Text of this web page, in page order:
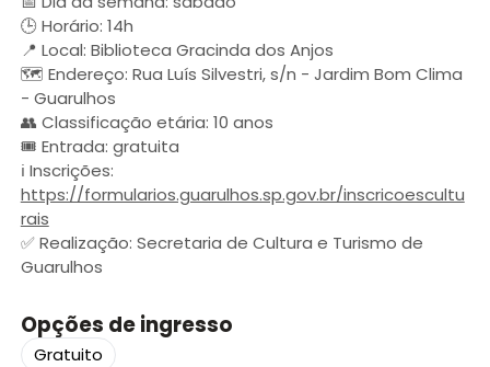
🕒 Horário: 14h
📍 Local: Biblioteca Gracinda dos Anjos
🗺️ Endereço: Rua Luís Silvestri, s/n - Jardim Bom Clima
- Guarulhos
👥 Classificação etária: 10 anos
🎟️ Entrada: gratuita
ℹ️ Inscrições:
https://formularios.guarulhos.sp.gov.br/inscricoescultu
rais
✅ Realização: Secretaria de Cultura e Turismo de
Guarulhos
Opções de ingresso
Gratuito